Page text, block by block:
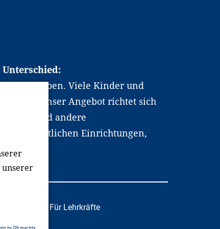
Berufsleben. Viele Kinder und
dabei. Unser Angebot richtet sich
und andere
Einrichtungen,
Für Lehrkräfte
unserer
by Olli machts